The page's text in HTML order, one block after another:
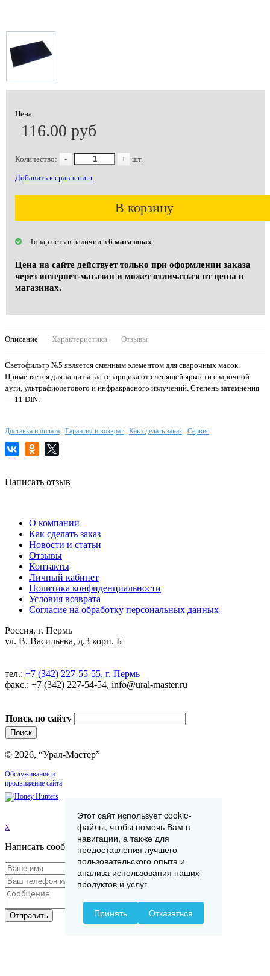
Цена:
116.00 руб
Количество: - + шт.
Добавить к сравнению
В корзину
Товар есть в наличии в 6 магазинах
Цена на сайте действует только при оформлении заказа
через интернет-магазин и может отличаться от цены в
магазинах.
Описание Характеристики Отзывы
Светофильтр №5 является сменным элементом для сварочных масок.
Применяется для защиты глаз сварщика от слепящей яркости сварочной
дуги, ультрафиолетового и инфракрасного излучений. Степень затемнения
— 11 DIN.
Доставка и оплата Гарантия и возврат Как сделать заказ Сервис
Написать отзыв
О компании
Как сделать заказ
Новости и статьи
Отзывы
Контакты
Личный кабинет
Политика конфиденциальности
Условия возврата
Согласие на обработку персональных данных
Россия, г. Пермь
ул. В. Васильева, д.3 корп. Б
тел.: +7 (342) 227-55-55, г. Пермь
факс.: +7 (342) 227-54-54, info@ural-master.ru
Поиск по сайту
© 2026, “Урал-Мастер”
Обслуживание и
продвижение сайта
x
Написать сообщение
Отправить
Этот сайт использует cookie-
файлы, чтобы помочь Вам в
навигации, а также для
предоставления лучшего
пользовательского опыта и
анализа использования наших
продуктов и услуг
Принять Отказаться